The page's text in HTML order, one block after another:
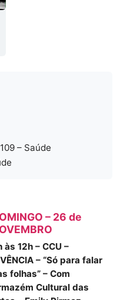
– Saúde
– 26 de
às 12h – CCU –
– “Só para falar
folhas” – Com
Cultural das